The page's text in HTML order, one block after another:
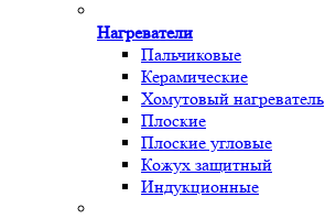
Нагреватели
Пальчиковые
Керамические
Хомутовый нагреватель
Плоские
Плоские угловые
Кожух защитный
Индукционные